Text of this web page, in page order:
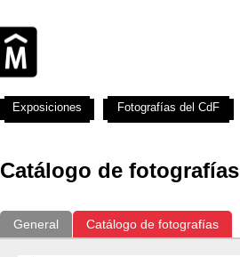
Catálogo de fotografías
General Catálogo de fotografías
Exposiciones Fotografías del CdF